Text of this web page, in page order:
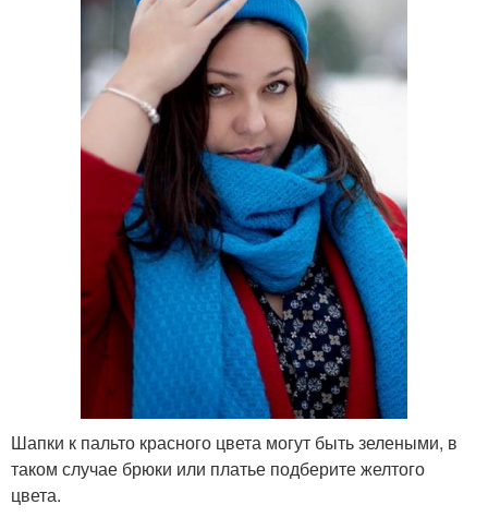
Шапки к пальто красного цвета могут быть зелеными, в
таком случае брюки или платье подберите желтого
цвета.